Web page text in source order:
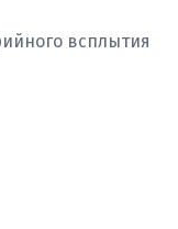
всплытия